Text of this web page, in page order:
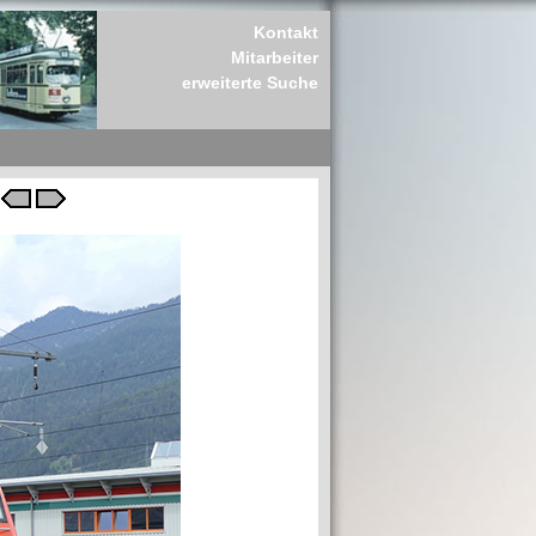
Kontakt
Mitarbeiter
erweiterte Suche